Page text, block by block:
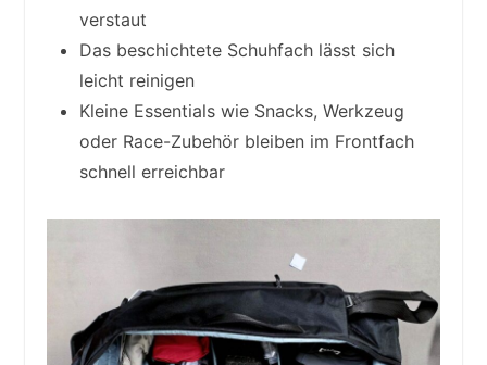
verstaut
Das beschichtete Schuhfach lässt sich
leicht reinigen
Kleine Essentials wie Snacks, Werkzeug
oder Race-Zubehör bleiben im Frontfach
schnell erreichbar